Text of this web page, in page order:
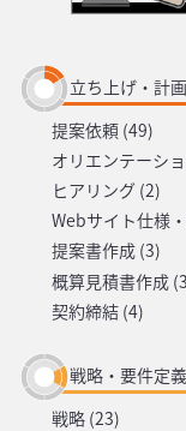
立ち上げ・計画
提案依頼 (49)
オリエンテーシ
ヒアリング (2)
Webサイト仕様
提案書作成 (3)
概算見積書作成
契約締結 (4)
戦略・要件定義
戦略 (23)